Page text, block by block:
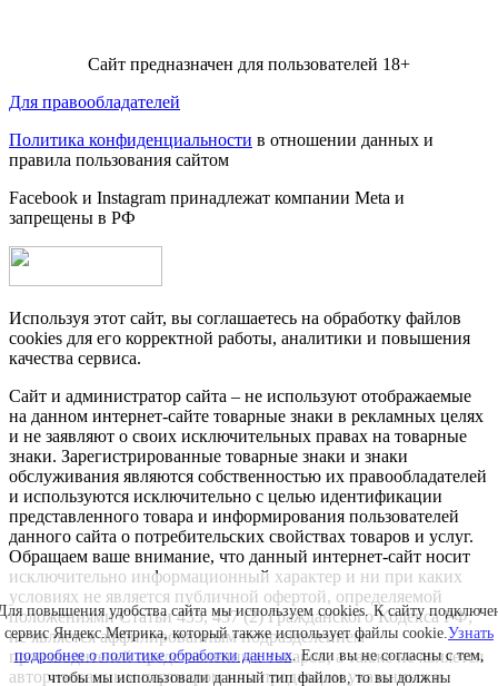
Сайт предназначен для пользователей 18+
Для правообладателей
Политика конфиденциальности в отношении данных и
правила пользования сайтом
Facebook и Instagram принадлежат компании Metа и
запрещены в РФ
Используя этот сайт, вы соглашаетесь на обработку файлов
cookies для его корректной работы, аналитики и повышения
качества сервиса.
Сайт и администратор сайта – не используют отображаемые
на данном интернет-сайте товарные знаки в рекламных целях
и не заявляют о своих исключительных правах на товарные
знаки. Зарегистрированные товарные знаки и знаки
обслуживания являются собственностью их правообладателей
и используются исключительно с целью идентификации
представленного товара и информирования пользователей
данного сайта о потребительских свойствах товаров и услуг.
Обращаем ваше внимание, что данный интернет-сайт носит
исключительно информационный характер и ни при каких
условиях не является публичной офертой, определяемой
положениями Статьи 435, 437 (2) Гражданского Кодекса РФ;
не является аффилированным подразделением
производителей представленных товаров, а также не является
авторизованным партнером или продавцом указанных и
повышения удобства сайта мы используем cookies. К сайту
сервис Яндекс.Метрика, который также использует файлы cookie.Узнать
подробнее о политике обработки данных. Если вы не согласны с тем,
чтобы мы использовали данный тип файлов, то вы должны